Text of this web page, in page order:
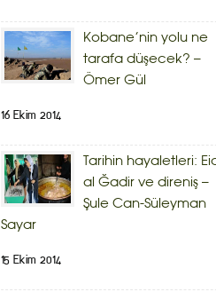
Kobane’nin yolu ne
tarafa düşecek? –
Ömer Gül
16 Ekim 2014
Tarihin hayaletleri:
al Ğadir ve direniş –
Şule Can-Süleyman
Sayar
15 Ekim 2014